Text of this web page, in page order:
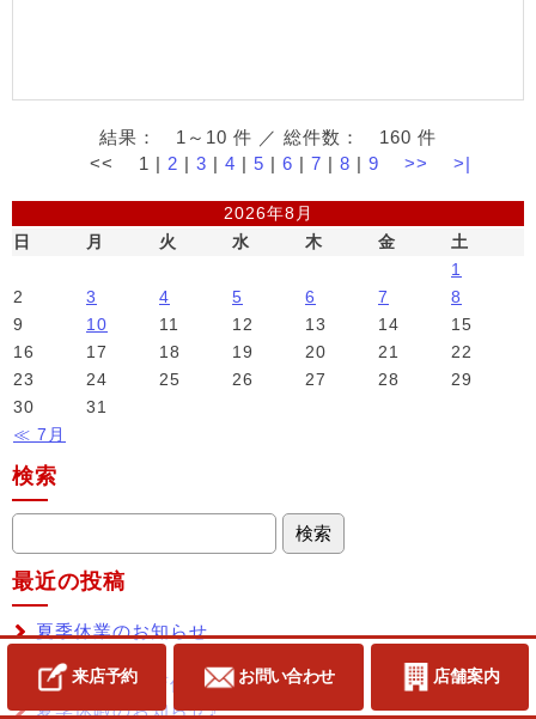
来店予約 お問い合わせ 店舗案内
結果： 1～10 件 ／ 総件数： 160 件
<<
1 | 2 | 3 | 4 | 5 | 6 | 7 | 8 | 9 >> >|
2026年8月
日
月 火 水 木 金
土
1
2
3 4 5 6 7
8
9
10 11 12 13 14
15
16
17 18 19 20 21
22
23
24 25 26 27 28
29
30
31
≪ 7月
検索
最近の投稿
夏季休業のお知らせ
お盆期間中の店休日のお知らせ
夏季休暇のお知らせ♪